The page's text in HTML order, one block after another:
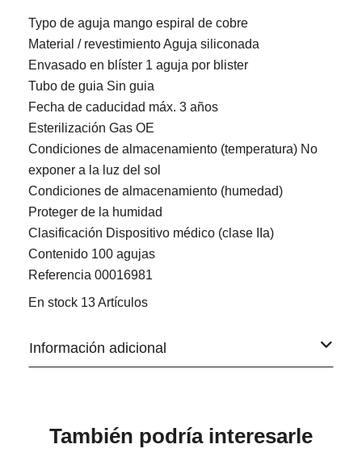
Typo de aguja mango espiral de cobre
Material / revestimiento Aguja siliconada
Envasado en blíster 1 aguja por blister
Tubo de guia Sin guia
Fecha de caducidad máx. 3 años
Esterilización Gas OE
Condiciones de almacenamiento (temperatura) No
exponer a la luz del sol
Condiciones de almacenamiento (humedad)
Proteger de la humidad
Clasificación Dispositivo médico (clase IIa)
Contenido 100 agujas
Referencia 00016981
En stock 13 Artículos
Información adicional
También podría interesarle